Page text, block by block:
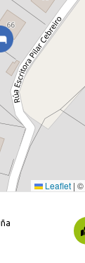
Leaflet | ©